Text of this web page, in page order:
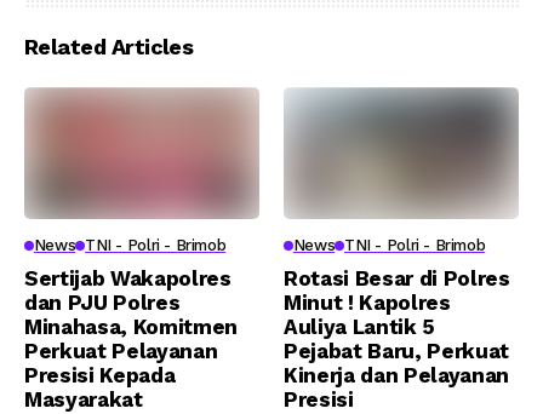
Related Articles
News TNI - Polri - Brimob
Sertijab Wakapolres
dan PJU Polres
Minahasa, Komitmen
Perkuat Pelayanan
Presisi Kepada
Masyarakat
News TNI - Polri - Brimob
Rotasi Besar di Polres
Minut ! Kapolres
Auliya Lantik 5
Pejabat Baru, Perkuat
Kinerja dan Pelayanan
Presisi